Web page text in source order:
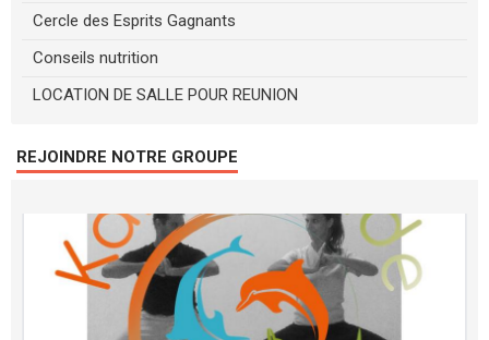
Cercle des Esprits Gagnants
Conseils nutrition
LOCATION DE SALLE POUR REUNION
REJOINDRE NOTRE GROUPE